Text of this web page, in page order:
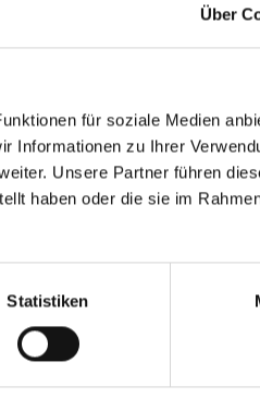
Über
für soziale Medien
Informationen zu Ihrer
Unsere Partner führen
haben oder die sie im
Statistiken
,Freunde,Eltern ,Ehefrau, Ehemann